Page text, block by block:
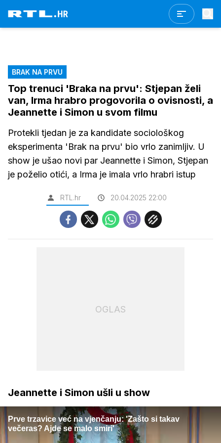
BRAK NA PRVU
Top trenuci 'Braka na prvu': Stjepan želi
van, Irma hrabro progovorila o ovisnosti, a
Jeannette i Simon u svom filmu
Protekli tjedan je za kandidate sociološkog
eksperimenta 'Brak na prvu' bio vrlo zanimljiv. U
show je ušao novi par Jeannette i Simon, Stjepan
je poželio otići, a Irma je imala vrlo hrabri istup
RTL.hr 20.04.2025 22:00
OGLAS
Jeannette i Simon ušli u show
Prve trzavice već na vjenčanju: 'Zašto si takav
večeras? Ajde se malo smiri'